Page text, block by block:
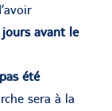
avant le
été
sera à la